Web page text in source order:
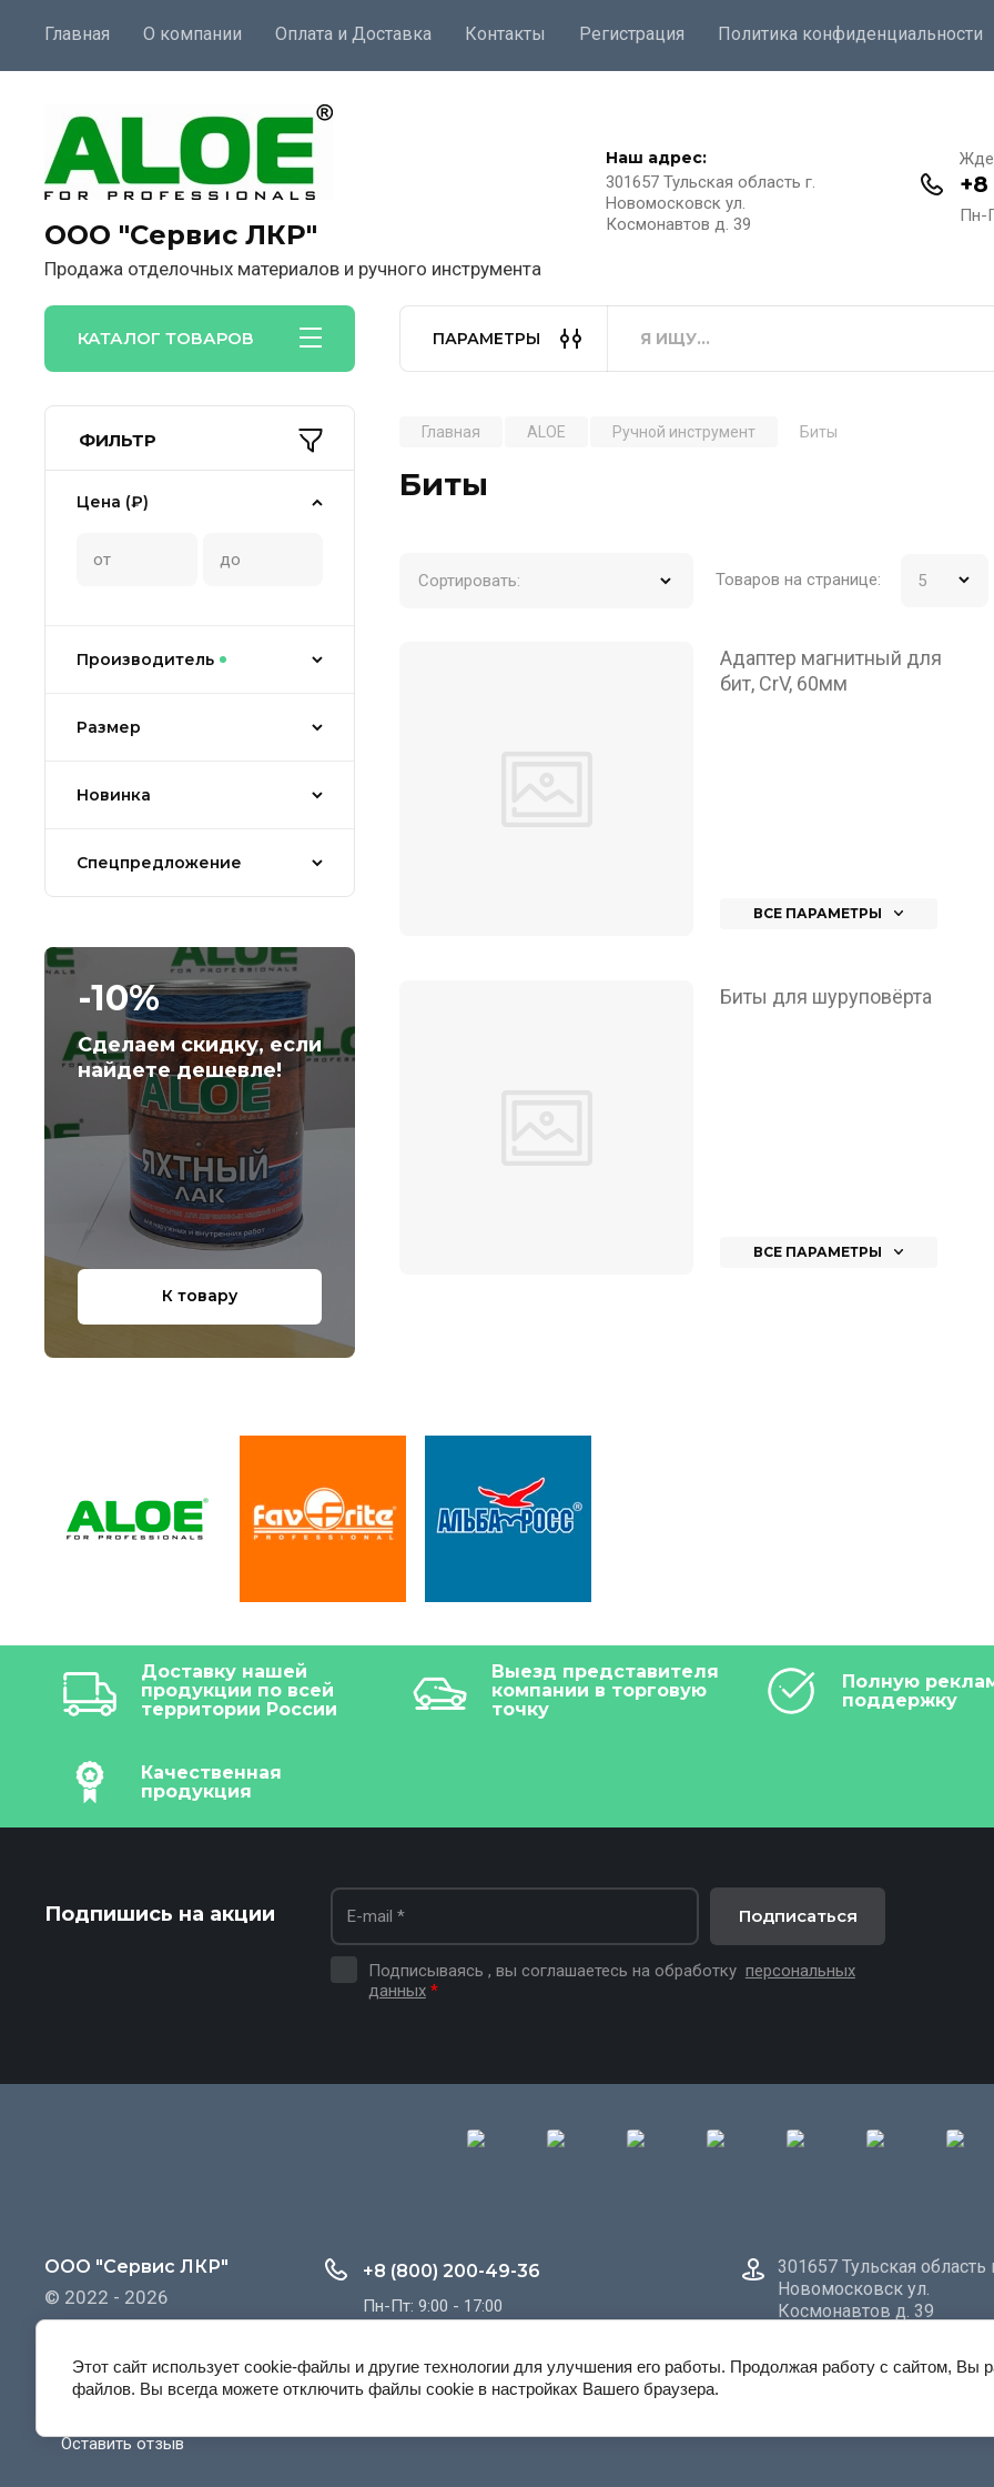
Главная О компании Оплата и Доставка Контакты Регистрация Политика конфиденциальности
ООО "Сервис ЛКР"
Продажа отделочных материалов и ручного инструмента
Наш адрес:
301657 Тульская область г.
Новомосковск ул.
Космонавтов д. 39
Пн-
КАТАЛОГ ТОВАРОВ ПАРАМЕТРЫ
ФИЛЬТР
Цена (₽)
Производитель
Размер
Новинка
Спецпредложение
-10%
Сделаем скидку, если
найдете дешевле!
К товару
Главная ALOE Ручной инструмент Биты
Биты
Сортировать: Товаров на странице:
Адаптер магнитный для
бит, CrV, 60мм
ВСЕ ПАРАМЕТРЫ
Биты для шуруповёрта
ВСЕ ПАРАМЕТРЫ
Доставку нашей
продукции по всей
территории России
Выезд представителя
компании в торговую
точку
Полную
поддержку
Качественная
продукция
Подпишись на акции
Подписываясь , вы соглашаетесь на обработку персональных
данных *
Подписаться
ООО "Сервис ЛКР"
© 2022 - 2026
+8 (800) 200-49-36
Пн-Пт: 9:00 - 17:00
301657 Тульская область
Новомосковск ул.
Космонавтов д. 39
Оставить отзыв
Этот сайт использует cookie-файлы и другие технологии для улучшения его работы. Продолжая работу с сайтом, Вы
файлов. Вы всегда можете отключить файлы cookie в настройках Вашего браузера.